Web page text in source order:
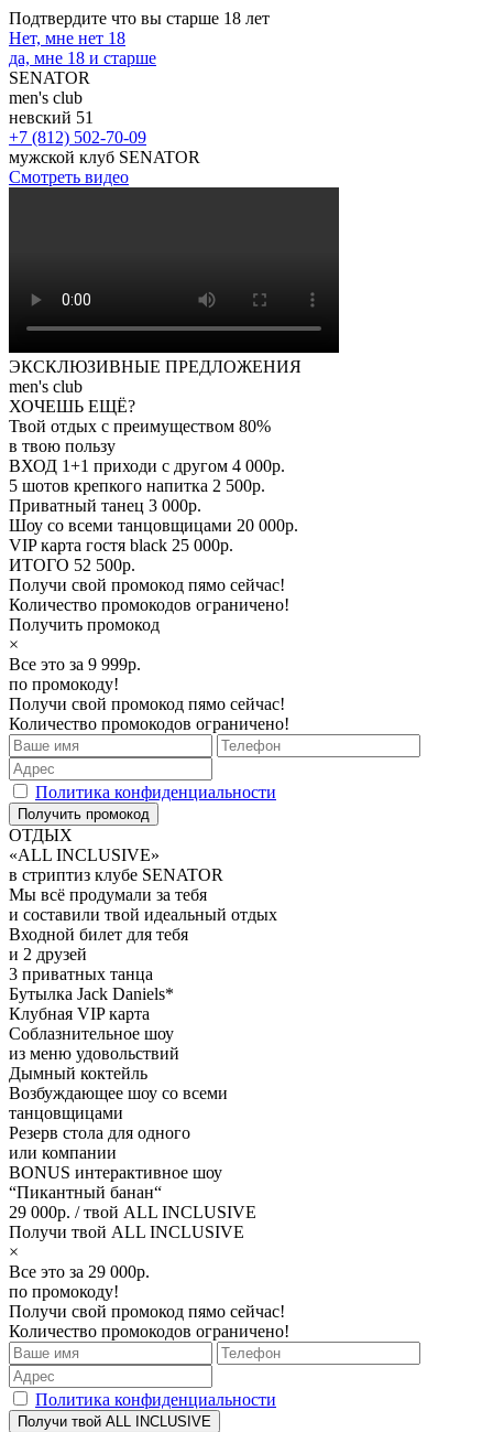
Подтвердите что вы старше 18 лет
Нет, мне нет 18
да, мне 18 и старше
SENATOR
men's club
невский 51
+7 (812) 502-70-09
мужской клуб SENATOR
Смотреть видео
ЭКСКЛЮЗИВНЫЕ ПРЕДЛОЖЕНИЯ
men's club
ХОЧЕШЬ ЕЩЁ?
Твой отдых с преимуществом 80%
в твою пользу
ВХОД 1+1 приходи с другом 4 000р.
5 шотов крепкого напитка 2 500р.
Приватный танец 3 000р.
Шоу со всеми танцовщицами 20 000р.
VIP карта гостя black 25 000р.
ИТОГО 52 500р.
Получи свой промокод пямо сейчас!
Количество промокодов ограничено!
Получить промокод
×
Все это за 9 999р.
по промокоду!
Получи свой промокод пямо сейчас!
Количество промокодов ограничено!
Политика конфиденциальности
ОТДЫХ
«ALL INCLUSIVE»
в стриптиз клубе SENATOR
Мы всё продумали за тебя
и составили твой идеальный отдых
Входной билет для тебя
и 2 друзей
3 приватных танца
Бутылка Jack Daniels*
Клубная VIP карта
Соблазнительное шоу
из меню удовольствий
Дымный коктейль
Возбуждающее шоу со всеми
танцовщицами
Резерв стола для одного
или компании
BONUS интерактивное шоу
“Пикантный банан“
29 000р. / твой ALL INCLUSIVE
Получи твой ALL INCLUSIVE
×
Все это за 29 000р.
по промокоду!
Получи свой промокод пямо сейчас!
Количество промокодов ограничено!
Политика конфиденциальности